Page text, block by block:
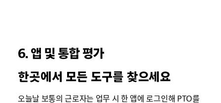
6. 앱 및 통합 평가
한곳에서 모든 도구를 찾으세요
오늘날 보통의 근로자는 업무 시 한 앱에 로그인해 PTO를